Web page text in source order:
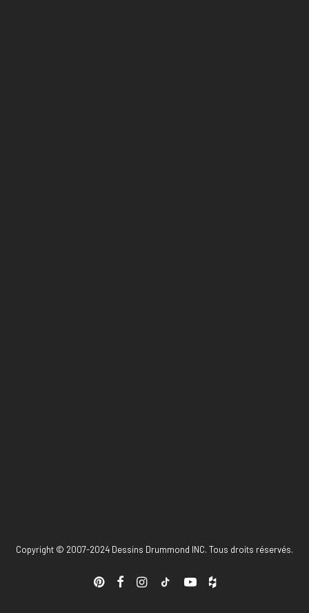
Copyright © 2007-2024 Dessins Drummond INC. Tous droits réservés.